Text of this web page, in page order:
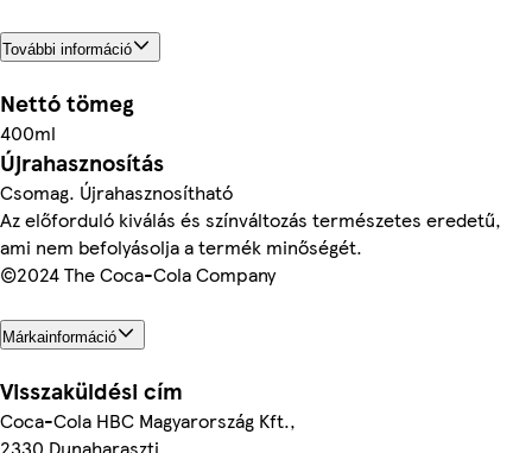
További információ
Nettó tömeg
400ml
Újrahasznosítás
Csomag. Újrahasznosítható
Az előforduló kiválás és színváltozás természetes eredetű,
ami nem befolyásolja a termék minőségét.
©2024 The Coca-Cola Company
Márkainformáció
Visszaküldési cím
Coca-Cola HBC Magyarország Kft.,